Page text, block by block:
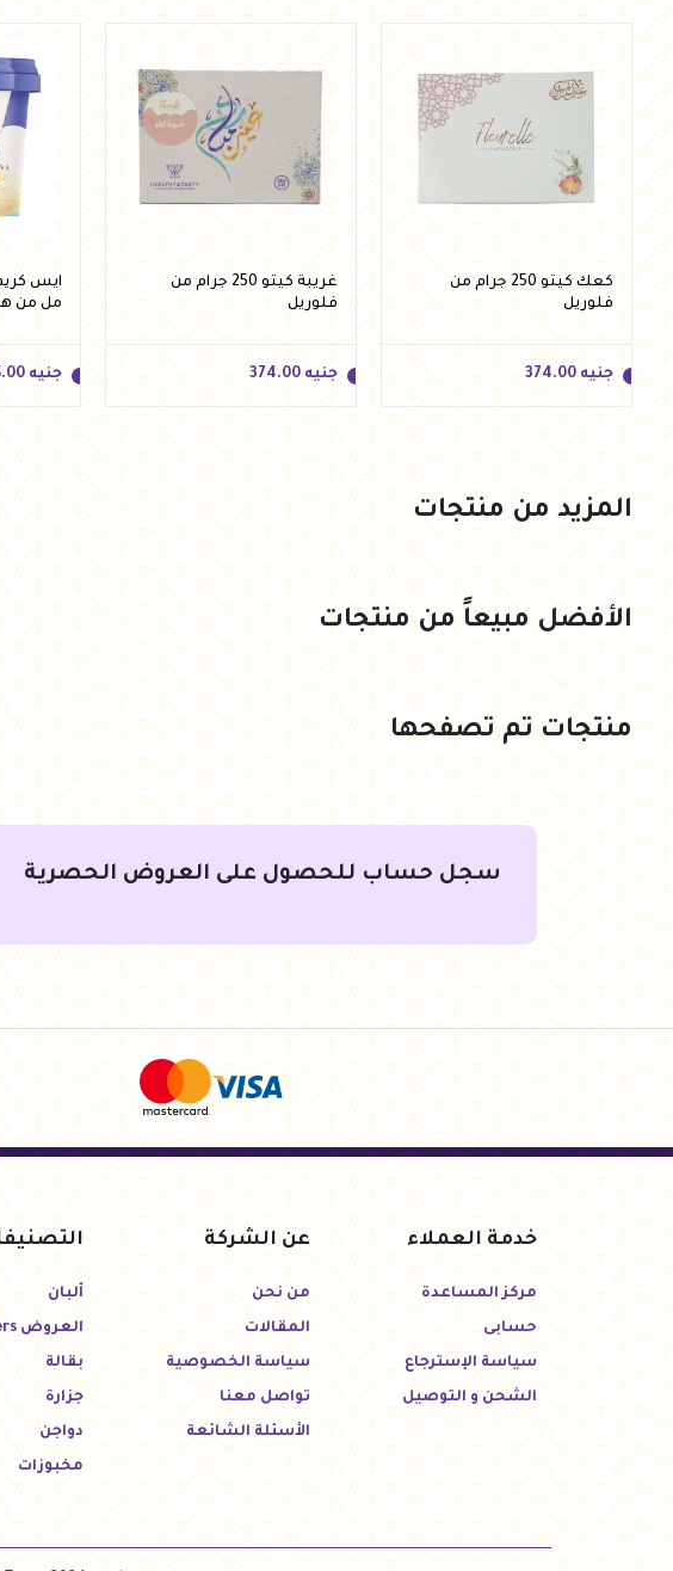
كعك كيتو 250 جرام من
فلوريل
جنيه 374.00
جنيه 374.00
أضف للسلة
غريبة كيتو 250 جرام من
فلوريل
جنيه 374.00
جنيه 374.00
أضف للسلة
مل من
جنيه
جنيه
المزيد من منتجات
الأفضل مبيعاً من منتجات
منتجات تم تصفحها
سجل حساب للحصول على العروض الحصرية
خدمة العملاء
مركز المساعدة
حسابى
سياسة الإسترجاع
الشحن و التوصيل
عن الشركة
من نحن
المقالات
سياسة الخصوصية
تواصل معنا
الأسئلة الشائعة
ألبان
العروض Offers
بقالة
جزارة
دواجن
مخبوزات